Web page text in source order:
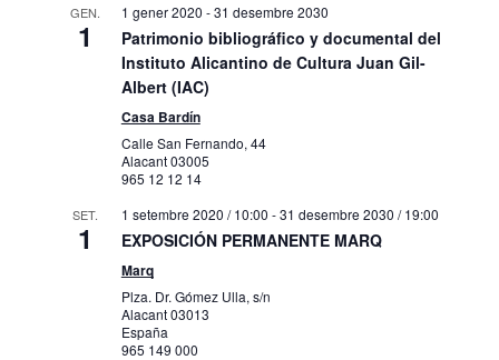
GEN.
1
1 gener 2020 -31 desembre 2030
Patrimonio bibliográfico y documental del
Instituto Alicantino de Cultura Juan Gil-
Albert (IAC)
Casa Bardín
Calle San Fernando, 44
Alacant03005
965 12 12 14
SET.
1
1 setembre 2020 / 10:00 -31 desembre 2030 / 19:00
EXPOSICIÓN PERMANENTE MARQ
Marq
Plza. Dr. Gómez Ulla, s/n
Alacant03013
España
965 149 000